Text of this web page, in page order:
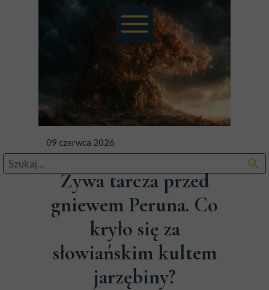
search
09 czerwca 2026
Żywa tarcza przed
gniewem Peruna. Co
kryło się za
słowiańskim kultem
jarzębiny?